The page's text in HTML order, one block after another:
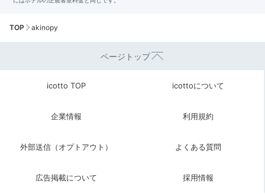
TOP akinopy
ページトップ
icotto TOP icottoについて
企業情報 利用規約
外部送信（オプトアウト） よくある質問
広告掲載について 採用情報